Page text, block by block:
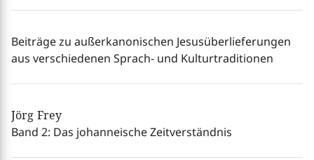
Beiträge zu außerkanonischen Jesusüberlieferungen
aus verschiedenen Sprach- und Kulturtraditionen
Jörg Frey
Band 2: Das johanneische Zeitverständnis